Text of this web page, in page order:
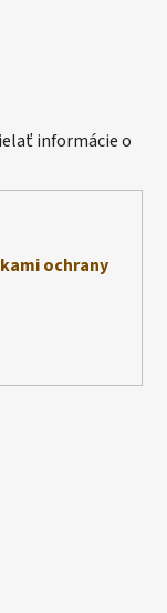
informácie o
ochrany